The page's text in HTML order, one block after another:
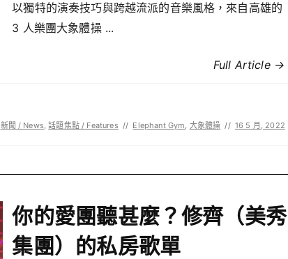
以獨特的演奏技巧與跨越流派的音樂風格，來自高雄的
3 人樂團大象體操 ...
Full Article →
新聞 / News,話題焦點 / Features // Elephant Gym, 大象體操 // 16 5 月, 2022
你的愛團聽甚麼？修齊（美秀
集團）的私房歌單